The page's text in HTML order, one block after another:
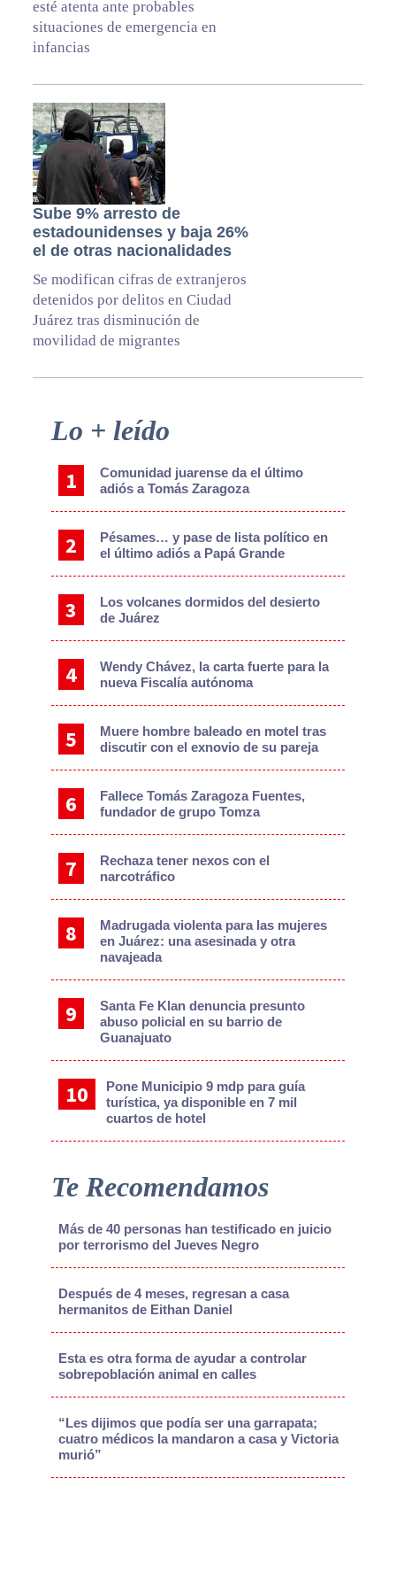
esté atenta ante probables
situaciones de emergencia en
infancias
Sube 9% arresto de
estadounidenses y baja 26%
el de otras nacionalidades
Se modifican cifras de extranjeros
detenidos por delitos en Ciudad
Juárez tras disminución de
movilidad de migrantes
Primary
Lo + leído
Comunidad juarense da el último
adiós a Tomás Zaragoza
Pésames… y pase de lista político en
el último adiós a Papá Grande
Los volcanes dormidos del desierto
de Juárez
Wendy Chávez, la carta fuerte para la
nueva Fiscalía autónoma
Muere hombre baleado en motel tras
discutir con el exnovio de su pareja
Fallece Tomás Zaragoza Fuentes,
fundador de grupo Tomza
Rechaza tener nexos con el
narcotráfico
Madrugada violenta para las mujeres
en Juárez: una asesinada y otra
navajeada
Santa Fe Klan denuncia presunto
abuso policial en su barrio de
Guanajuato
Pone Municipio 9 mdp para guía
turística, ya disponible en 7 mil
cuartos de hotel
Te Recomendamos
Más de 40 personas han testificado en juicio
por terrorismo del Jueves Negro
Después de 4 meses, regresan a casa
hermanitos de Eithan Daniel
Esta es otra forma de ayudar a controlar
sobrepoblación animal en calles
“Les dijimos que podía ser una garrapata;
cuatro médicos la mandaron a casa y Victoria
murió”